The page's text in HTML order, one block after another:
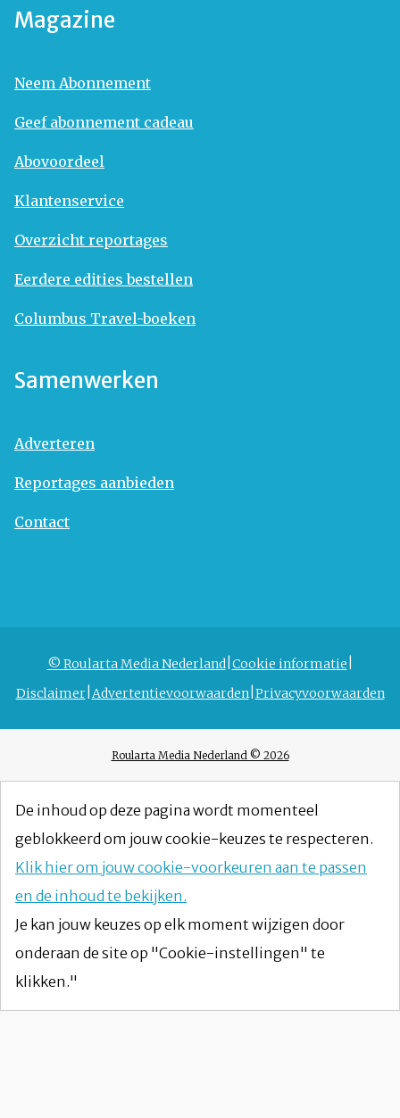
Magazine
Neem Abonnement
Geef abonnement cadeau
Abovoordeel
Klantenservice
Overzicht reportages
Eerdere edities bestellen
Columbus Travel-boeken
Samenwerken
Adverteren
Reportages aanbieden
Contact
© Roularta Media Nederland Cookie informatie
Disclaimer Advertentievoorwaarden Privacyvoorwaarden
Roularta Media Nederland © 2026
De inhoud op deze pagina wordt momenteel
geblokkeerd om jouw cookie-keuzes te respecteren.
Klik hier om jouw cookie-voorkeuren aan te passen
en de inhoud te bekijken.
Je kan jouw keuzes op elk moment wijzigen door
onderaan de site op "Cookie-instellingen" te
klikken."